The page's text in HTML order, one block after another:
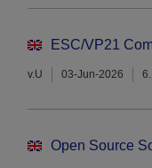
ESC/VP21
v.U 03-Jun-2026
Open Source